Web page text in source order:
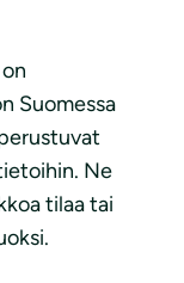
Suomessa
Ne
tilaa tai